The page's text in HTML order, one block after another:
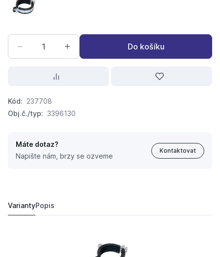
objímka WALRAVEN BIS dvoušroubová 101-106
Do košíku
Kód: 237708
Obj.č./typ: 3396130
Máte dotaz?
Napište nám, brzy se ozveme
Kontaktovat
VariantyPopis